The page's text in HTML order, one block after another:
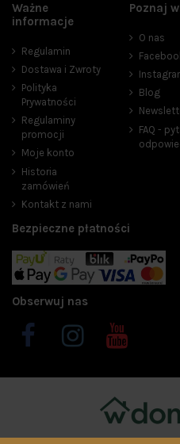
Ważne
informacje
Regulamin
Dostawa i Zwroty
Polityka
Prywatności
Regulaminy
promocji
Moje konto
Historia
zamówień
Kontakt z nami
Poznaj
O nas
Blog
FAQ -
Bezpieczne płatności
Obserwuj nas